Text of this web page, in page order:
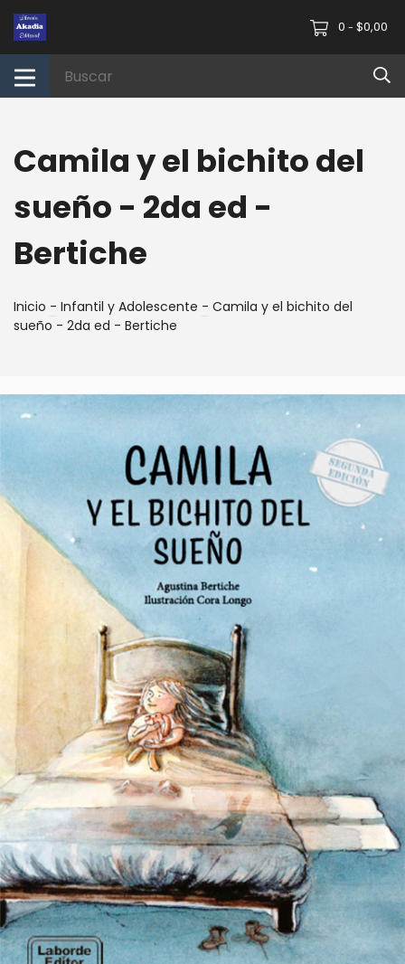
0 - $0,00
Camila y el bichito del
sueño - 2da ed -
Bertiche
Inicio - Infantil y Adolescente - Camila y el bichito del
sueño - 2da ed - Bertiche